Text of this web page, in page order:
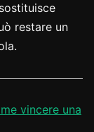
restare un
vincere una